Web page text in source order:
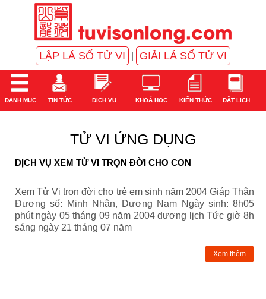
LẬP LÁ SỐ TỬ VI GIẢI LÁ SỐ TỬ VI
DANH MỤC TIN TỨC DỊCH VỤ KHOÁ HỌC KIẾN THỨC ĐẶT LỊCH
TỬ VI ỨNG DỤNG
DỊCH VỤ XEM TỬ VI TRỌN ĐỜI CHO CON
Xem Tử Vi trọn đời cho trẻ em sinh năm 2004 Giáp Thân
Đương số: Minh Nhân, Dương Nam Ngày sinh: 8h05
phút ngày 05 tháng 09 năm 2004 dương lịch Tức giờ 8h
sáng ngày 21 tháng 07 năm
Xem thêm